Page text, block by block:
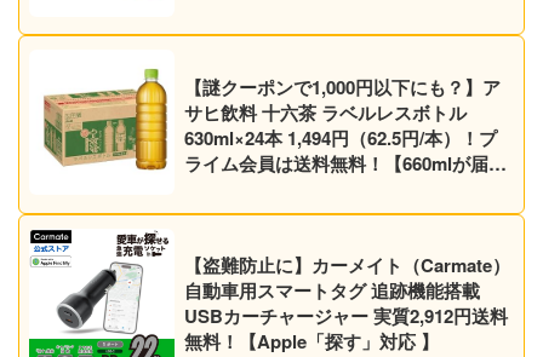
【謎クーポンで1,000円以下にも？】ア
サヒ飲料 十六茶 ラベルレスボトル
630ml×24本 1,494円（62.5円/本）！プ
ライム会員は送料無料！【660mlが届く
【盗難防止に】カーメイト（Carmate）
自動車用スマートタグ 追跡機能搭載
USBカーチャージャー 実質2,912円送料
無料！【Apple「探す」対応 】